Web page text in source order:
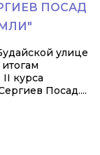
ПОСАД
улице
курса
Посад....